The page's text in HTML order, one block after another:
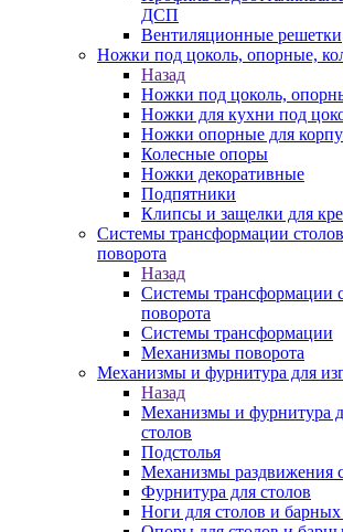
ДСП
Вентиляционные решетки
Ножки под цоколь, опорные,
Назад
Ножки под цоколь,
Ножки для кухни под
Ножки опорные для
Колесные опоры
Ножки декоративные
Подпятники
Клипсы и защелки для
Системы трансформации
поворота
Назад
Системы трансформации
поворота
Системы трансформации
Механизмы поворота
Механизмы и фурнитура для
Назад
Механизмы и фурнитура
столов
Подстолья
Механизмы раздвижения
Фурнитура для столов
Ноги для столов и барных